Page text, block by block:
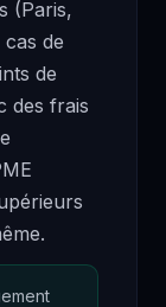
(Paris,
de
de
des frais